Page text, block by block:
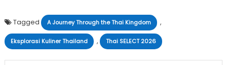
Tagged A Journey Through the Thai Kingdom ,
Eksplorasi Kuliner Thailand , Thai SELECT 2026